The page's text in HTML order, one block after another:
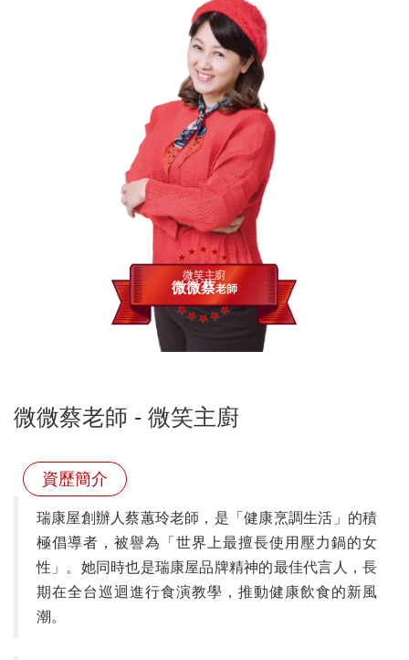
微笑主廚
微微蔡老師
微微蔡老師 - 微笑主廚
資歷簡介
瑞康屋創辦人蔡蕙玲老師，是「健康烹調生活」的積
極倡導者，被譽為「世界上最擅長使用壓力鍋的女
性」。她同時也是瑞康屋品牌精神的最佳代言人，長
期在全台巡迴進行食演教學，推動健康飲食的新風
潮。